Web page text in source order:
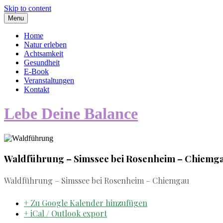
Skip to content
Menu
Home
Natur erleben
Achtsamkeit
Gesundheit
E-Book
Veranstaltungen
Kontakt
Lebe Deine Balance
Waldführung – Simssee bei Rosenheim –
Waldführung – Simssee bei Rosenheim – Chiemgau
+ Zu Google Kalender hinzufügen
+ iCal / Outlook export